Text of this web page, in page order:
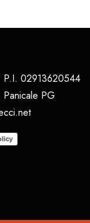
P.I. 02913620544
PG